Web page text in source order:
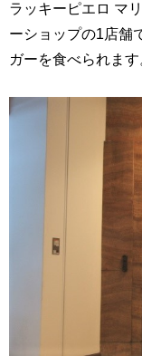
ラッキーピエロ マ
ーショップの1店舗
ガーを食べられます